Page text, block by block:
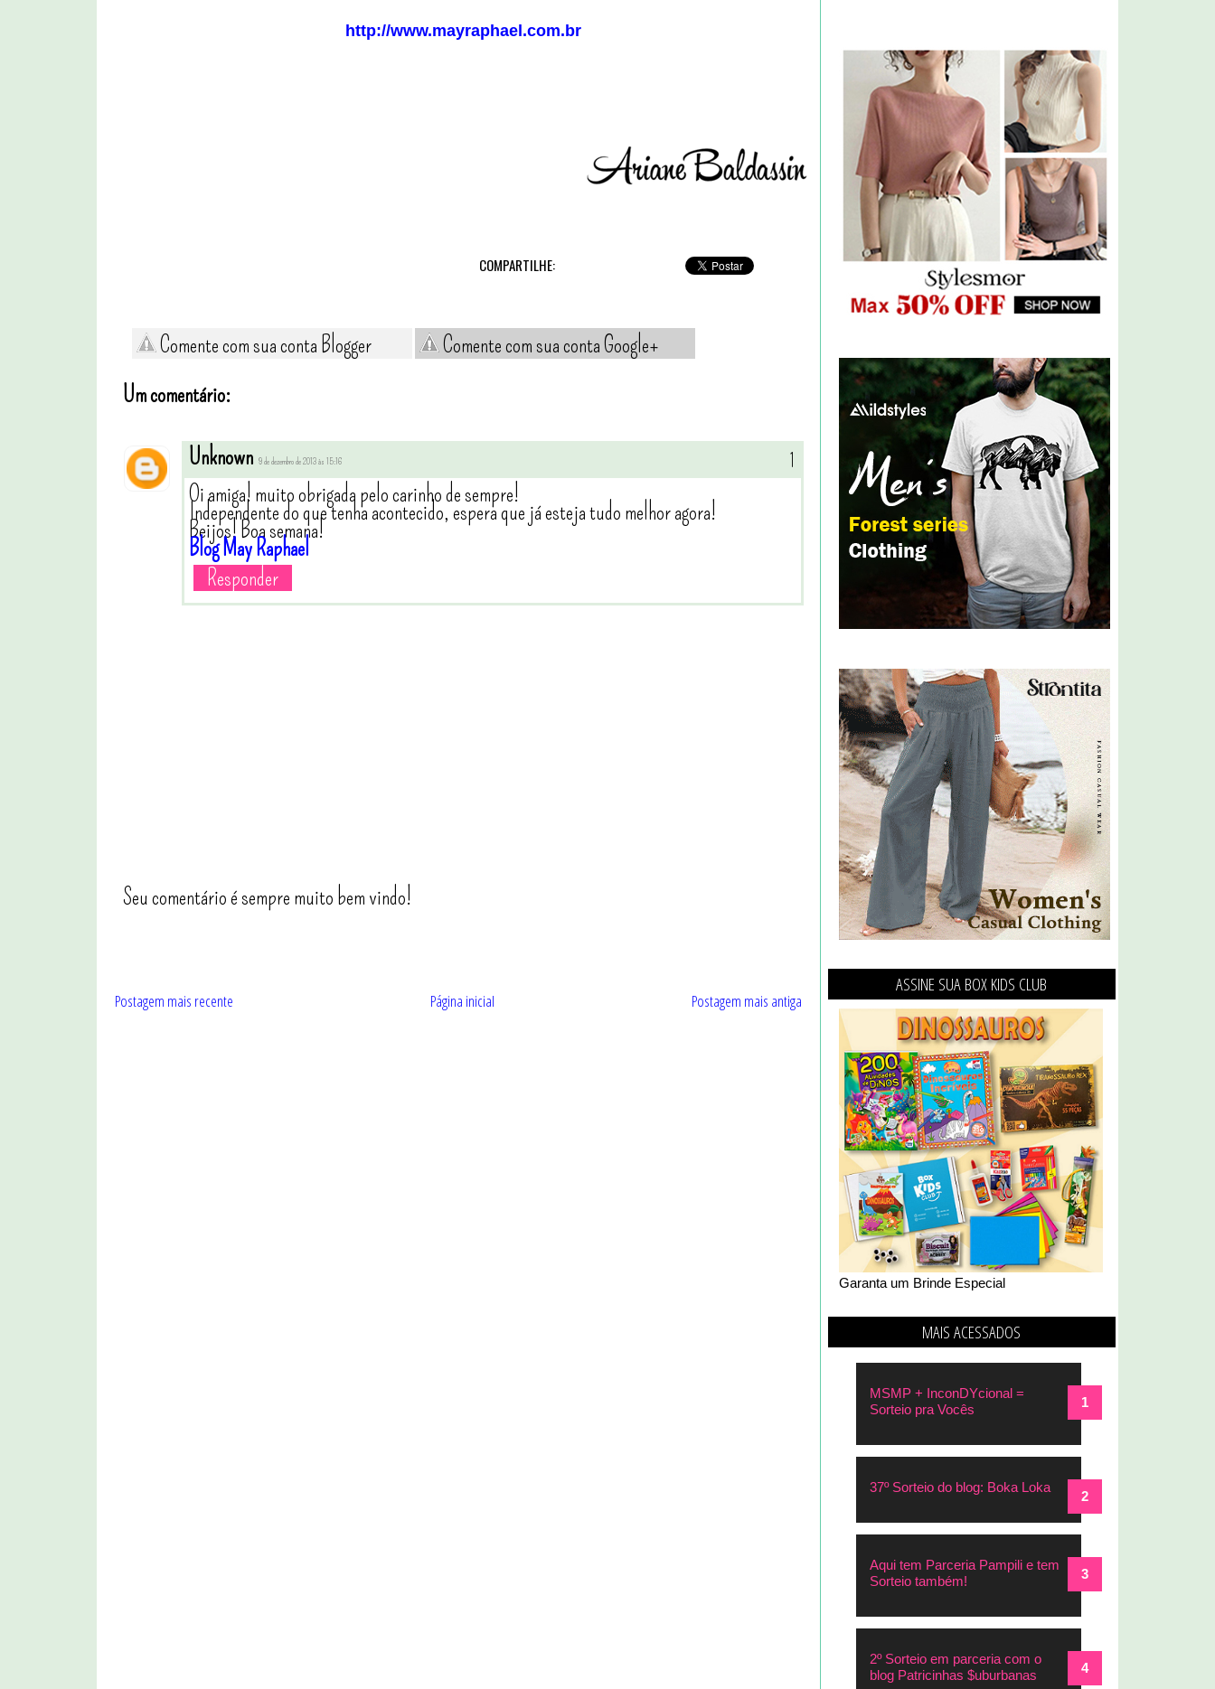
http://www.mayraphael.com.br
COMPARTILHE:
Comente com sua conta Blogger
Comente com sua conta Google+
Um comentário:
Unknown 9 de dezembro de 2013 às 15:16
Oi amiga! muito obrigada pelo carinho de sempre!
Independente do que tenha acontecido, espera que já esteja tudo melhor agora!
Beijos! Boa semana!
Blog May Raphael
Responder
Seu comentário é sempre muito bem vindo!
Postagem mais recente Postagem mais antiga
Página inicial
ASSINE SUA BOX KIDS CLUB
Garanta um Brinde Especial
MAIS ACESSADOS
MSMP + InconDYcional =
Sorteio pra Vocês
37º Sorteio do blog: Boka Loka
Aqui tem Parceria Pampili e tem
Sorteio também!
2º Sorteio em parceria com o
blog Patricinhas $uburbanas